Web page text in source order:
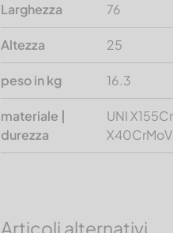
Larghezza 76
Altezza 25
peso in kg 16.3
materiale |
durezza
UNI
Articoli alternativi